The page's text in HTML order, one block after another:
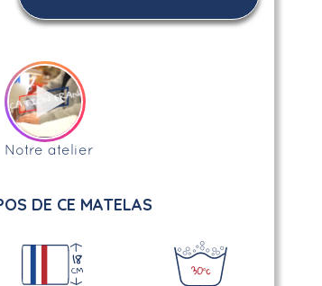
Notre atelier
DE CE MATELAS